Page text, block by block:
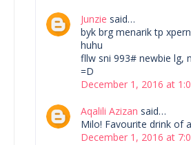
Junzie said…
byk brg menarik tp
huhu
fllw sni 993# newbie lg,
=D
December 1, 2016 at
Aqalili Azizan said…
Milo! Favourite drink of
December 1, 2016 at